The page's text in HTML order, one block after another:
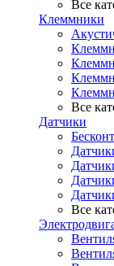
Все
Клеммники
Все
Датчики
Все